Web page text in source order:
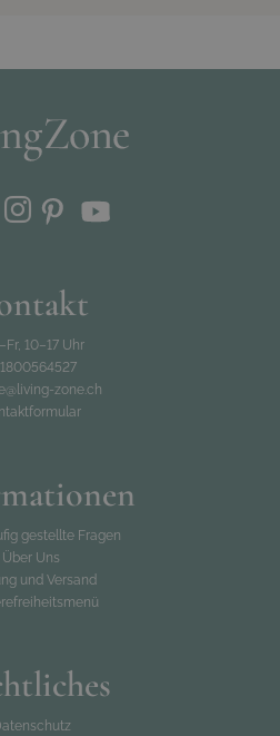
10–17 Uhr
zone.ch
gestellte Fragen
Über Uns
und Versand